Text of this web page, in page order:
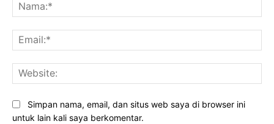
Simpan nama, email, dan situs web saya di browser ini
untuk lain kali saya berkomentar.